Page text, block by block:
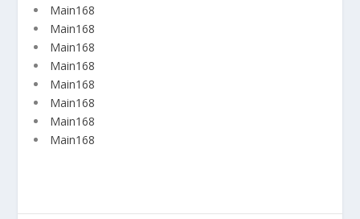
Main168
Main168
Main168
Main168
Main168
Main168
Main168
Main168